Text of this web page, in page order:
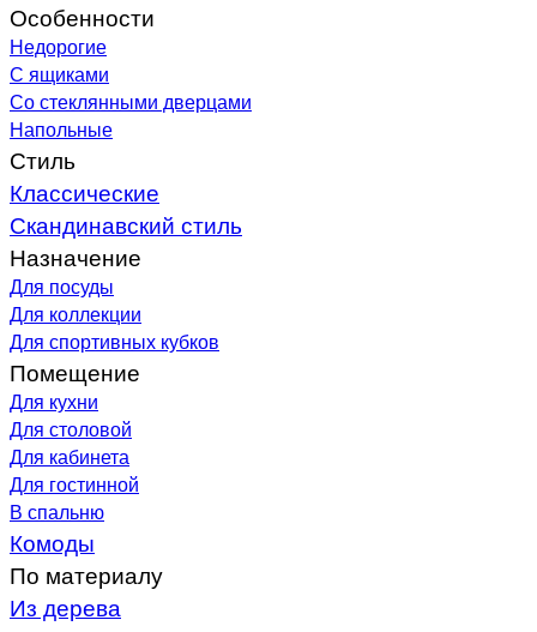
Особенности
Недорогие
С ящиками
Со стеклянными дверцами
Напольные
Стиль
Классические
Скандинавский стиль
Назначение
Для посуды
Для коллекции
Для спортивных кубков
Помещение
Для кухни
Для столовой
Для кабинета
Для гостинной
В спальню
Комоды
По материалу
Из дерева